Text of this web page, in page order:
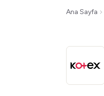
Ana Sayfa